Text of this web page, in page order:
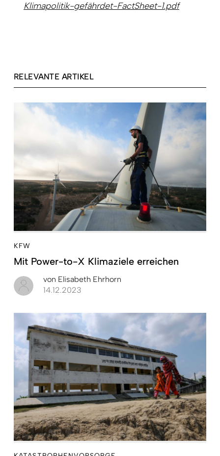
Klimapolitik-gefährdet-FactSheet-1.pdf
RELEVANTE ARTIKEL
KFW
Mit Power-to-X Klimaziele erreichen
von Elisabeth Ehrhorn
14.12.2023